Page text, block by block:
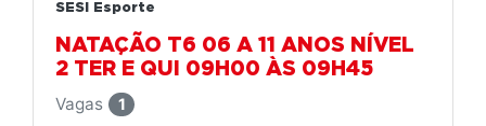
SESI Esporte
NATAÇÃO T6 06 A 11 ANOS NÍVEL
2 TER E QUI 09H00 ÀS 09H45
Vagas
1